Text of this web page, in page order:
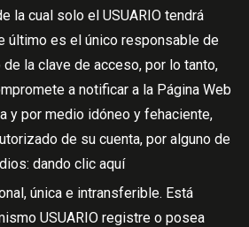
la cual solo el USUARIO tendrá
último es el único responsable de
la clave de acceso, por lo tanto,
a notificar a la Página Web
y por medio idóneo y fehaciente,
de su cuenta, por alguno de
dando clic aquí
única e intransferible. Está
USUARIO registre o posea